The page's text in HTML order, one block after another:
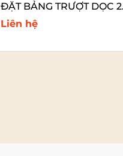
ĐẶT BẢNG TRƯỢT DỌC 2
LỚP
Liên hệ